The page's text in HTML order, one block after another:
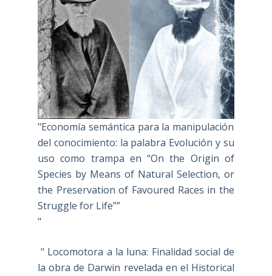
"Economía semántica para la manipulación
del conocimiento: la palabra Evolución y su
uso como trampa en “On the Origin of
Species by Means of Natural Selection, or
the Preservation of Favoured Races in the
Struggle for Life””
"
" Locomotora a la luna: Finalidad social de
la obra de Darwin revelada en el Historical